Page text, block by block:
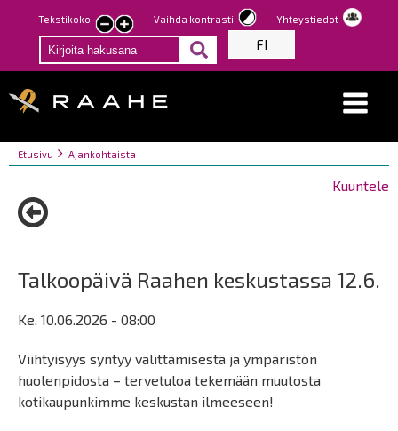
Hyppää
pääsisältöön
Tekstikoko
Pienennä
tekstin
kokoa
Suurenna
tekstin
kokoa
Vaihda kontrasti Yhteystiedot
FI
Breadcrumbs
You
here:
Etusivu Ajankohtaista
Kuuntele
Talkoopäivä Raahen keskustassa 12.6.
Ke, 10.06.2026 - 08:00
Viihtyisyys syntyy välittämisestä ja ympäristön
huolenpidosta – tervetuloa tekemään muutosta
kotikaupunkimme keskustan ilmeeseen!